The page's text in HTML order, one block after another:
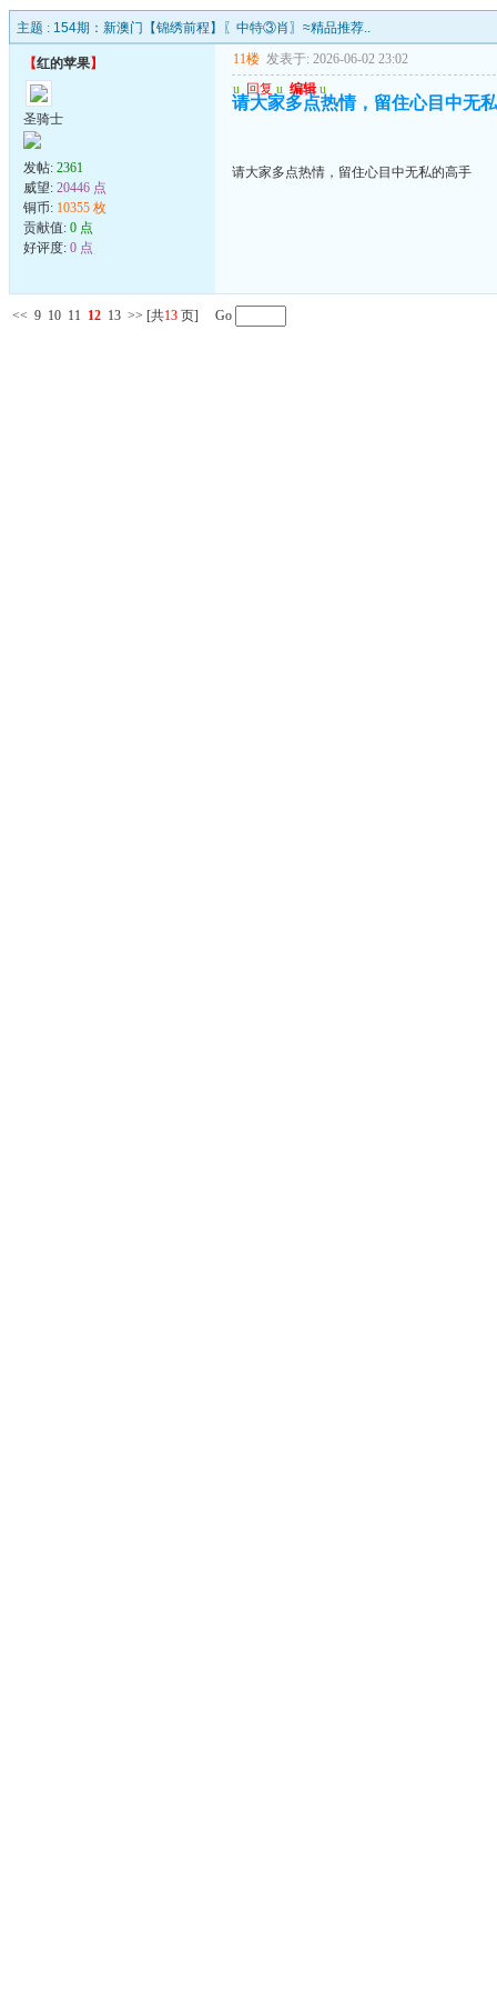
主题 : 154期：新澳门【锦绣前程】〖中特③肖〗≈精品推荐..
【红的苹果】
圣骑士
发帖: 2361
威望: 20446 点
铜币: 10355 枚
贡献值: 0 点
好评度: 0 点
11楼 发表于: 2026-06-02 23:02
u 回复 u 编辑 u
请大家多点热情，留住心目中无
请大家多点热情，留住心目中无私的高手
<< 9 10 11 12 13 >> [共13 页] Go